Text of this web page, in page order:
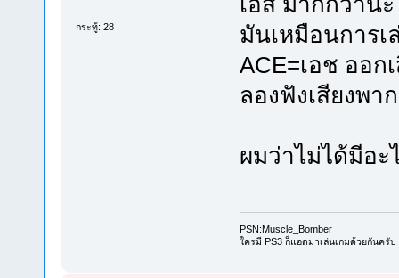
กระทู้: 28
มันเหมือนการเ
ACE=เอช ออ
ลองฟังเสียงพา
ผมว่าไม่ได้มีอ
PSN:Muscle_Bomber
ใครมี PS3 ก็แอดมาเล่นเกมด้วยกันครับ